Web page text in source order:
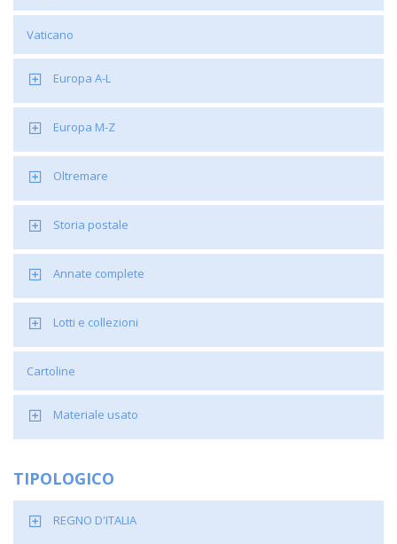
Vaticano
Europa A-L
Europa M-Z
Oltremare
Storia postale
Annate complete
Lotti e collezioni
Cartoline
Materiale usato
TIPOLOGICO
REGNO D'ITALIA